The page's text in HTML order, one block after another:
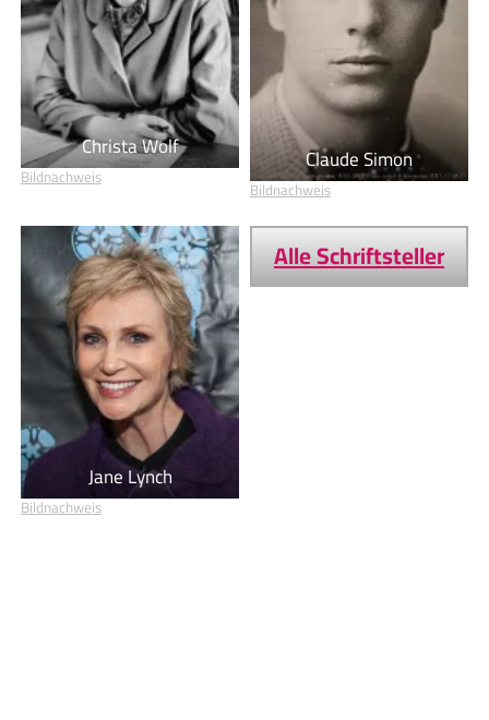
Christa Wolf
Bildnachweis
Claude Simon
Bildnachweis
Jane Lynch
Bildnachweis
Alle Schriftsteller